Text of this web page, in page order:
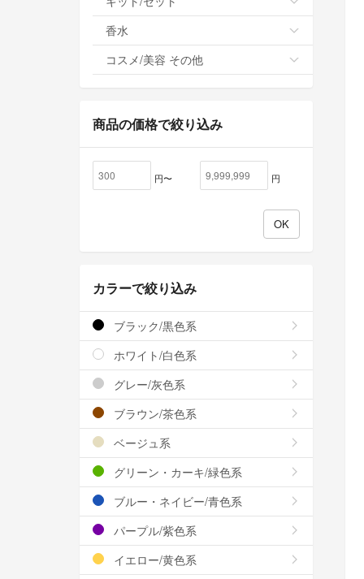
香水
コスメ/美容 その他
商品の価格で絞り込み
円〜 円
カラーで絞り込み
ブラック/黒色系
ホワイト/白色系
グレー/灰色系
ブラウン/茶色系
ベージュ系
グリーン・カーキ/緑色系
ブルー・ネイビー/青色系
パープル/紫色系
イエロー/黄色系